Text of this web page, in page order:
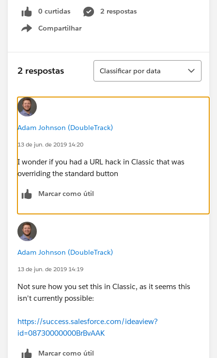
0 curtidas
2 respostas
Compartilhar
Show menu
2 respostas
Classificar
Classificar por data
Adam Johnson (DoubleTrack)
13 de jun. de 2019 14:20
I wonder if you had a URL hack in Classic that was
overriding the standard button
Marcar como útil
Adam Johnson (DoubleTrack)
13 de jun. de 2019 14:19
Not sure how you set this in Classic, as it seems this
isn't currently possible:
https://success.salesforce.com/ideaview?
id=08730000000BrBvAAK
Marcar como útil